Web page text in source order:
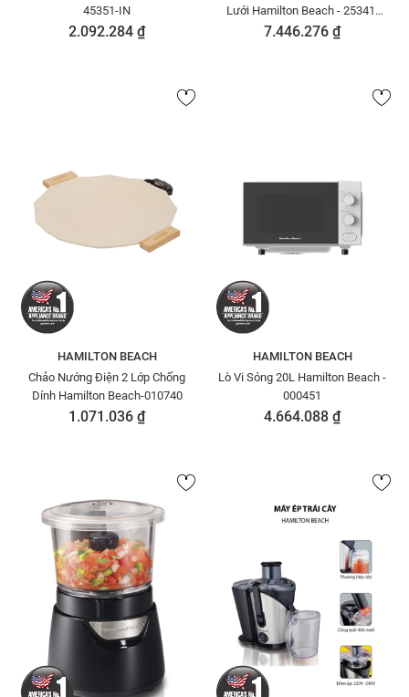
45351-IN
2.092.284 ₫
Lưới Hamilton Beach - 25341-
SAU
7.446.276 ₫
HAMILTON BEACH
Chảo Nướng Điện 2 Lớp Chống
Dính Hamilton Beach-010740
1.071.036 ₫
HAMILTON BEACH
Lò Vi Sóng 20L Hamilton Beach -
000451
4.664.088 ₫